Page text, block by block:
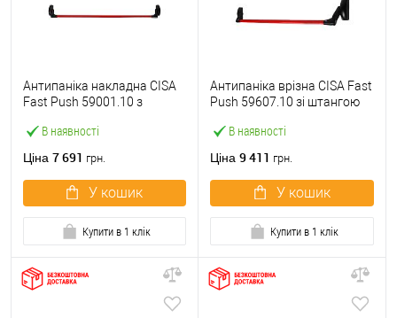
В наявності
Антипаніка накладна CISA
Fast Push 59001.10 з
мм червона
Ціна 7 691 грн.
У кошик
Купити в 1 клік
В наявності
Антипаніка врізна CISA Fast
Push 59607.10 зі штангою
Ціна 9 411 грн.
У кошик
Купити в 1 клік